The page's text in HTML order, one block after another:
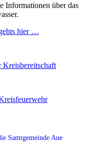
Informationen über das
hier …
Kreisbereitschaft
Samtgemeinde Aue